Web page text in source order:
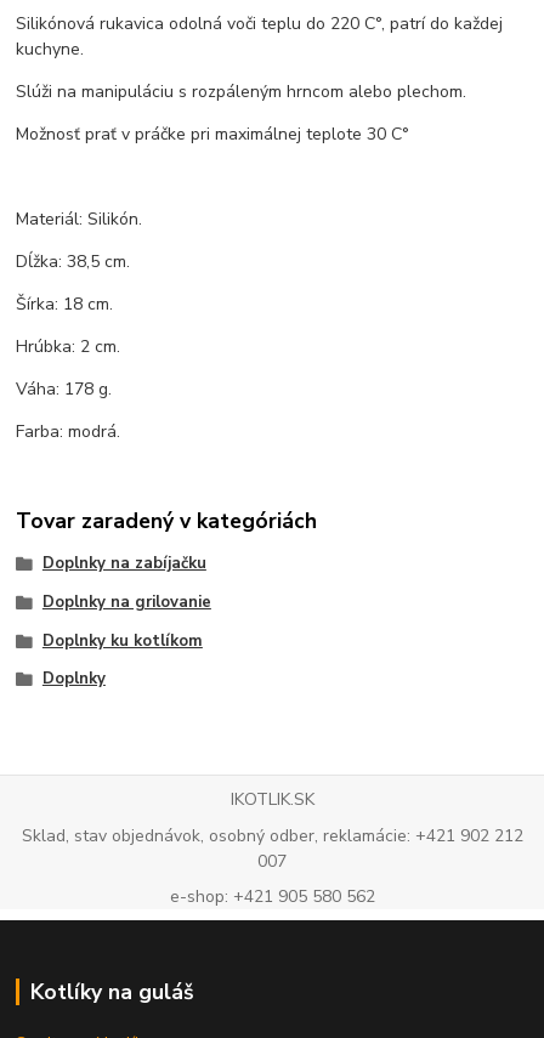
Silikónová rukavica odolná voči teplu do 220 C°, patrí do každej
kuchyne.
Slúži na manipuláciu s rozpáleným hrncom alebo plechom.
Možnosť prať v práčke pri maximálnej teplote 30 C°
Materiál: Silikón.
Dĺžka: 38,5 cm.
Šírka: 18 cm.
Hrúbka: 2 cm.
Váha: 178 g.
Farba: modrá.
Tovar zaradený v kategóriách
Doplnky na zabíjačku
Doplnky na grilovanie
Doplnky ku kotlíkom
Doplnky
IKOTLIK.SK
Sklad, stav objednávok, osobný odber, reklamácie: +421 902 212
007
e-shop: +421 905 580 562
Kotlíky na guláš